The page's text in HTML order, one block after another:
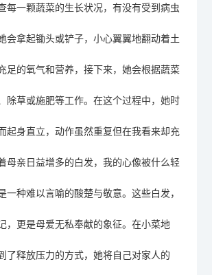
每一颗蔬菜的生长状况，有没有受到病虫
会拿起锄头或铲子，小心翼翼地翻动着土
足的氧气和营养 ，接下来，她会根据蔬菜
除草或施肥等工作。在这个过程中，她时
起身直立，动作虽然重复但在我看来却充
母亲日益增多的白发，我的心像被什么轻
一种难以言喻的酸楚与敬意。这些白发，
，更是母爱无私奉献的象征。在小菜地
了释放压力的方式，她将自己对家人的